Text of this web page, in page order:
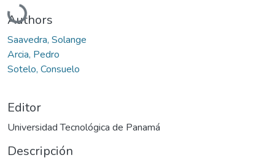
Authors
Saavedra, Solange
Arcia, Pedro
Sotelo, Consuelo
Editor
Universidad Tecnológica de Panamá
Descripción